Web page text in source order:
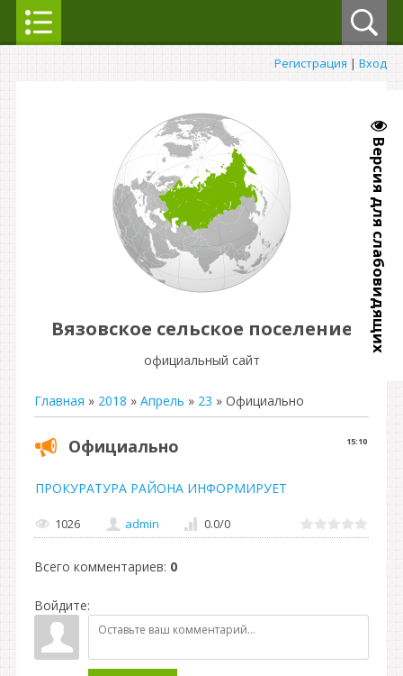
Версия для слабовидящих
Регистрация | Вход
Вязовское сельское поселение
официальный сайт
Главная » 2018 » Апрель » 23 » Официально
15:10
Официально
ПРОКУРАТУРА РАЙОНА ИНФОРМИРУЕТ
1026 admin 0.0/0
Всего комментариев: 0
Войдите: